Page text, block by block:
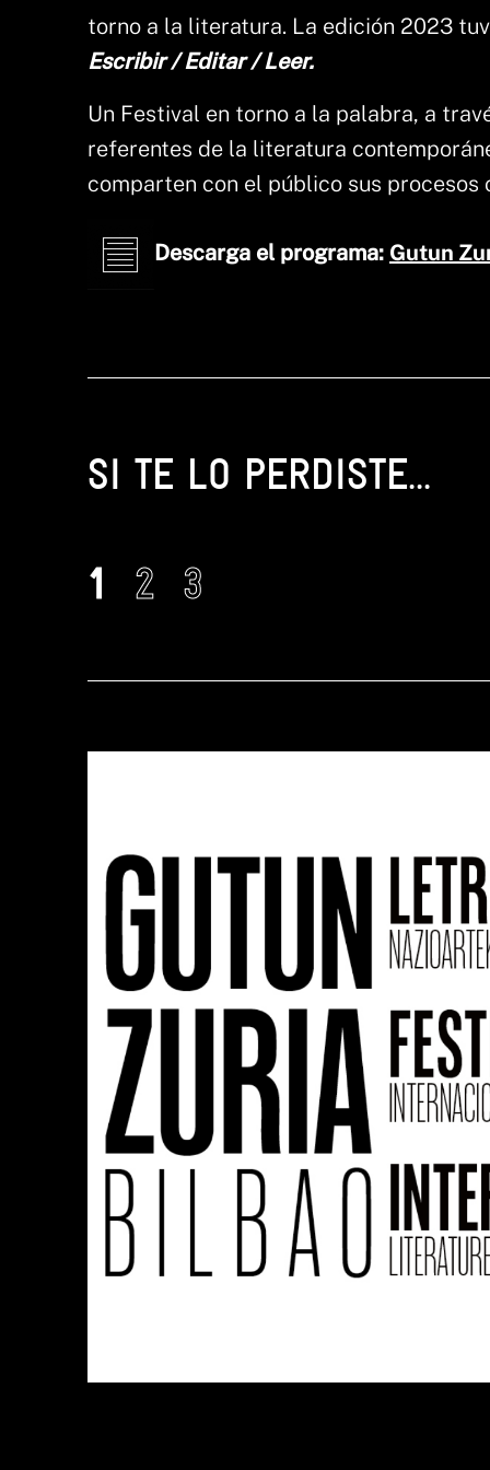
torno a la literatura. La edición 2023
Escribir / Editar / Leer.
Un Festival en torno a la palabra, a
referentes de la literatura
comparten con el público sus procesos
Descarga el programa: Gutun
SI TE LO PERDISTE...
1 2 3